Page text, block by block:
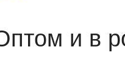
и в